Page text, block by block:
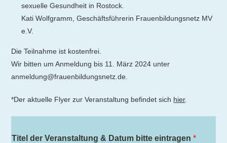
sexuelle Gesundheit in Rostock.
Kati Wolfgramm, Geschäftsführerin Frauenbildungsnetz MV
e.V.
Die Teilnahme ist kostenfrei.
Wir bitten um Anmeldung bis 11. März 2024 unter
anmeldung@frauenbildungsnetz.de.
*Der aktuelle Flyer zur Veranstaltung befindet sich hier.
Titel der Veranstaltung & Datum bitte eintragen*